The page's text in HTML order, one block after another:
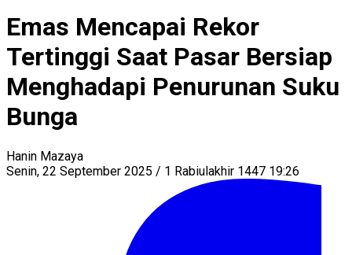
Emas Mencapai Rekor
Tertinggi Saat Pasar Bersiap
Menghadapi Penurunan Suku
Bunga
Hanin Mazaya
Senin, 22 September 2025 / 1 Rabiulakhir 1447 19:26